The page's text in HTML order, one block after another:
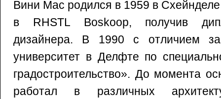
Вини Мас родился в 1959 в
в RHSTL Boskoop, получив
дизайнера. В 1990 с отличием
университет в Делфте по
градостроительство». До момента
работал в различных